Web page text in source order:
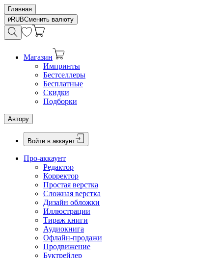
Главная
RUBСменить валюту
Магазин
Импринты
Бестселлеры
Бесплатные
Скидки
Подборки
Автору
Войти в аккаунт
Про-аккаунт
Редактор
Корректор
Простая верстка
Сложная верстка
Дизайн обложки
Иллюстрации
Тираж книги
Аудиокнига
Офлайн-продажи
Продвижение
Буктрейлер